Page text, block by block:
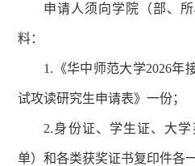
申请人须向学院（部、
料：
1.《华中师范大学2026年
试攻读研究生申请表》一份；
2.身份证、学生证、大
单）和各类获奖证书复印件各